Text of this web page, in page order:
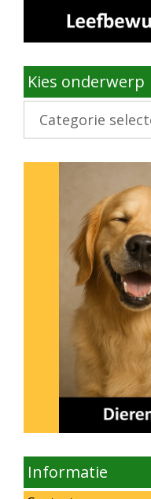
Kies onderwerp
Kies
onderwerp
Informatie